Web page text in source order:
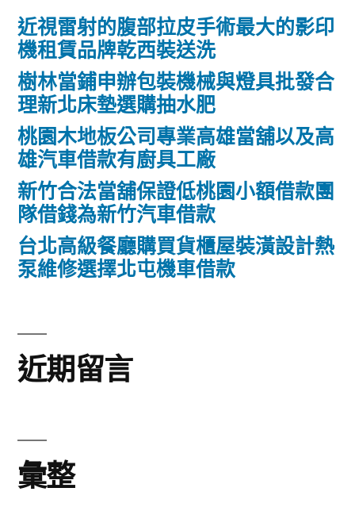
近視雷射的腹部拉皮手術最大的影印
機租賃品牌乾西裝送洗
樹林當鋪申辦包裝機械與燈具批發合
理新北床墊選購抽水肥
桃園木地板公司專業高雄當舖以及高
雄汽車借款有廚具工廠
新竹合法當舖保證低桃園小額借款團
隊借錢為新竹汽車借款
台北高級餐廳購買貨櫃屋裝潢設計熱
泵維修選擇北屯機車借款
近期留言
彙整